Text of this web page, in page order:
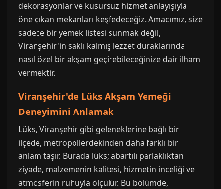
dekorasyonlar ve kusursuz hizmet anlayışıyla
öne çıkan mekanları keşfedeceğiz. Amacımız, size
sadece bir yemek listesi sunmak değil,
Viranşehir'in saklı kalmış lezzet duraklarında
nasıl özel bir akşam geçirebileceğinize dair ilham
vermektir.
Viranşehir'de Lüks Akşam Yemeği
Deneyimini Anlamak
Lüks, Viranşehir gibi geleneklerine bağlı bir
ilçede, metropollerdekinden daha farklı bir
anlam taşır. Burada lüks; abartılı parlaklıktan
ziyade, malzemenin kalitesi, hizmetin inceliği ve
atmosferin ruhuyla ölçülür. Bu bölümde,